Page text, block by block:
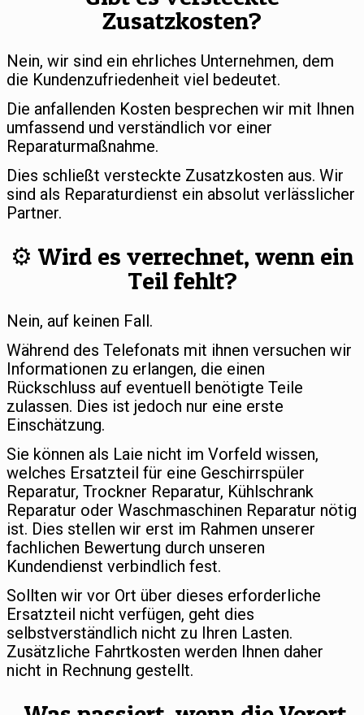
Zusatzkosten?
Nein, wir sind ein ehrliches Unternehmen, dem
die Kundenzufriedenheit viel bedeutet.
Die anfallenden Kosten besprechen wir mit Ihnen
umfassend und verständlich vor einer
Reparaturmaßnahme.
Dies schließt versteckte Zusatzkosten aus. Wir
sind als Reparaturdienst ein absolut verlässlicher
Partner.
⚙️ Wird es verrechnet, wenn ein
Teil fehlt?
Nein, auf keinen Fall.
Während des Telefonats mit ihnen versuchen wir
Informationen zu erlangen, die einen
Rückschluss auf eventuell benötigte Teile
zulassen. Dies ist jedoch nur eine erste
Einschätzung.
Sie können als Laie nicht im Vorfeld wissen,
welches Ersatzteil für eine Geschirrspüler
Reparatur, Trockner Reparatur, Kühlschrank
Reparatur oder Waschmaschinen Reparatur nötig
ist. Dies stellen wir erst im Rahmen unserer
fachlichen Bewertung durch unseren
Kundendienst verbindlich fest.
Sollten wir vor Ort über dieses erforderliche
Ersatzteil nicht verfügen, geht dies
selbstverständlich nicht zu Ihren Lasten.
Zusätzliche Fahrtkosten werden Ihnen daher
nicht in Rechnung gestellt.